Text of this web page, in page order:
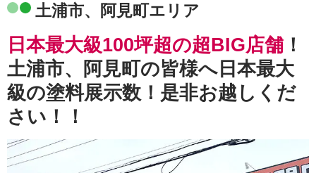
土浦市、阿見町エリア
日本最大級100坪超の超BIG店舗 ！
土浦市、阿見町の皆様へ日本最大
級の塗料展示数！是非お越しくだ
さい！！